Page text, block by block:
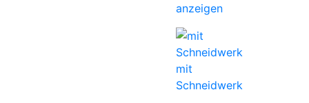
anzeigen
mit
Schneidwerk